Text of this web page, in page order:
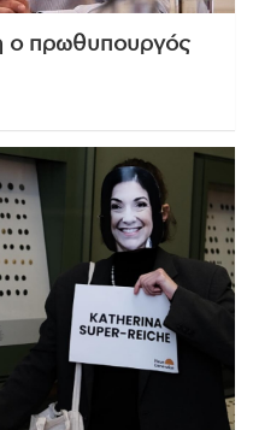
ο πρωθυπουργός